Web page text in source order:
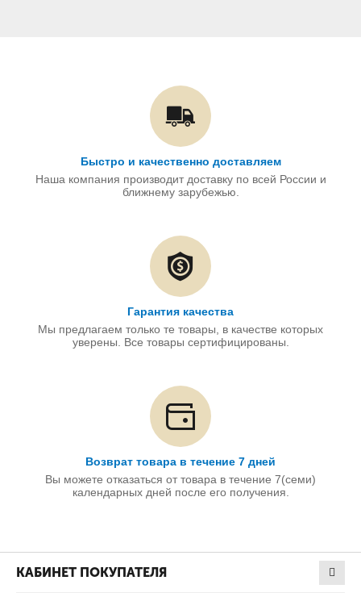
Быстро и качественно доставляем
Наша компания производит доставку по всей России и
ближнему зарубежью.
Гарантия качества
Мы предлагаем только те товары, в качестве которых
уверены. Все товары сертифицированы.
Возврат товара в течение 7 дней
Вы можете отказаться от товара в течение 7(семи)
календарных дней после его получения.
КАБИНЕТ ПОКУПАТЕЛЯ